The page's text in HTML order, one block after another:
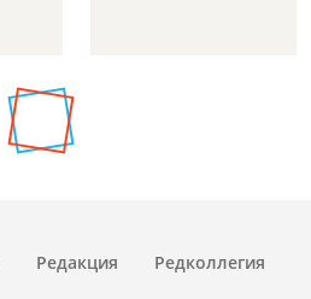
Редакция Редколлегия